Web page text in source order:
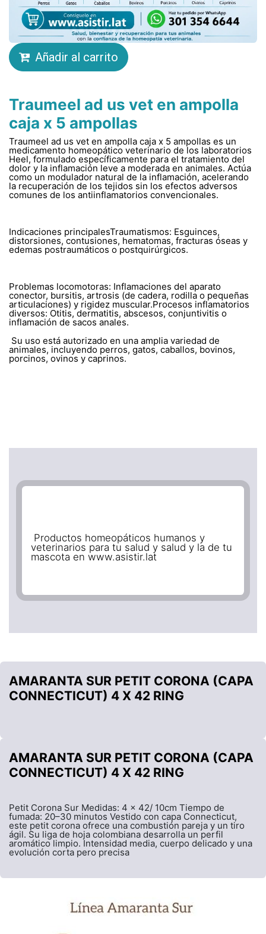
Añadir al carrito
Traumeel ad us vet en ampolla
caja x 5 ampollas
Traumeel ad us vet en ampolla caja x 5 ampollas es un
medicamento homeopático veterinario de los laboratorios
Heel, formulado específicamente para el tratamiento del
dolor y la inflamación leve a moderada en animales. Actúa
como un modulador natural de la inflamación, acelerando
la recuperación de los tejidos sin los efectos adversos
comunes de los antiinflamatorios convencionales.
Indicaciones principalesTraumatismos: Esguinces,
distorsiones, contusiones, hematomas, fracturas óseas y
edemas postraumáticos o postquirúrgicos.
Problemas locomotoras: Inflamaciones del aparato
conector, bursitis, artrosis (de cadera, rodilla o pequeñas
articulaciones) y rigidez muscular.Procesos inflamatorios
diversos: Otitis, dermatitis, abscesos, conjuntivitis o
inflamación de sacos anales.
Su uso está autorizado en una amplia variedad de
animales, incluyendo perros, gatos, caballos, bovinos,
porcinos, ovinos y caprinos.
Productos homeopáticos humanos y
veterinarios para tu salud y salud y la de tu
mascota en www.asistir.lat
AMARANTA SUR PETIT CORONA (CAPA
CONNECTICUT) 4 X 42 RING
AMARANTA SUR PETIT CORONA (CAPA
CONNECTICUT) 4 X 42 RING
Petit Corona Sur Medidas: 4 x 42/ 10cm Tiempo de
fumada: 20–30 minutos Vestido con capa Connecticut,
este petit corona ofrece una combustión pareja y un tiro
ágil. Su liga de hoja colombiana desarrolla un perfil
aromático limpio. Intensidad media, cuerpo delicado y una
evolución corta pero precisa